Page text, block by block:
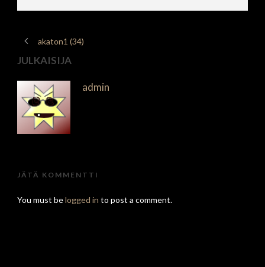
akaton1 (34)
JULKAISIJA
admin
JÄTÄ KOMMENTTI
You must belogged in to post a comment.